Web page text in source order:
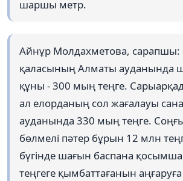
шаршы метр.
Айнұр Молдахметова, сарапшы:
қаласының Алматы ауданында
құны - 300 мың теңге.
ал елорданың сол жағалауы
ауданында 330 мың теңге.
бөлмелі пәтер бұрын 12 млн
бүгінде шағын баспана
теңгеге қымбаттағанын